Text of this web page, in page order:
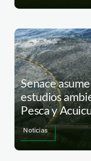
Senace
estudios
Pesca y
Noticias